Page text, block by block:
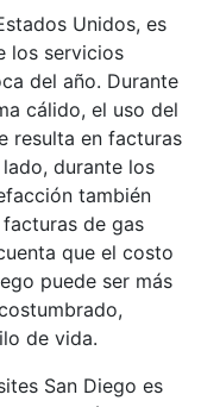
Unidos, es
los servicios
del año. Durante
cálido, el uso del
resulta en facturas
durante los
también
de gas
que el costo
puede ser más
de vida.
San Diego es